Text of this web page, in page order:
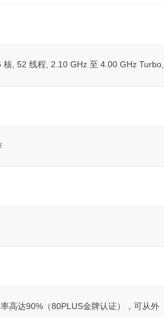
, 52 线程, 2.10 GHz 至 4.00 GHz Turbo,
高达90%（80PLUS金牌认证），可从外